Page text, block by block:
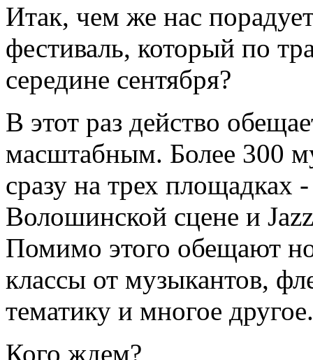
Итак, чем же нас
фестиваль, который по
середине сентября?
В этот раз действо
масштабным. Более 300
сразу на трех площадках
Волошинской сцене и
Помимо этого обещают
классы от музыкантов,
тематику и многое другое.
Кого ждем?